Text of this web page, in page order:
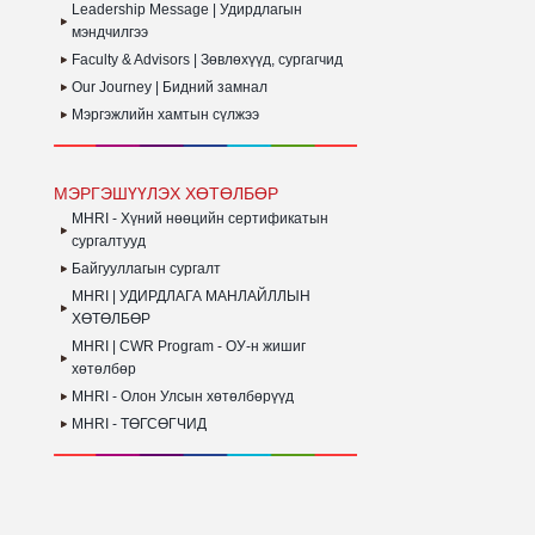
Leadership Message | Удирдлагын
мэндчилгээ
Faculty & Advisors | Зөвлөхүүд, сургагчид
Our Journey | Бидний замнал
Мэргэжлийн хамтын сүлжээ
МЭРГЭШҮҮЛЭХ ХӨТӨЛБӨР
MHRI - Хүний нөөцийн сертификатын
сургалтууд
Байгууллагын сургалт
MHRI | УДИРДЛАГА МАНЛАЙЛЛЫН
ХӨТӨЛБӨР
MHRI | CWR Program - ОУ-н жишиг
хөтөлбөр
MHRI - Олон Улсын хөтөлбөрүүд
MHRI - ТӨГСӨГЧИД